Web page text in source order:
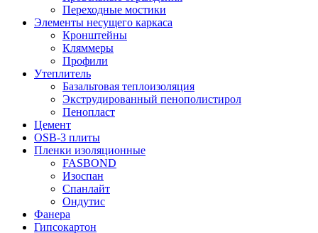
Переходные мостики
Элементы несущего каркаса
Кронштейны
Кляммеры
Профили
Утеплитель
Базальтовая теплоизоляция
Экструдированный пенополистирол
Пенопласт
Цемент
OSB-3 плиты
Пленки изоляционные
FASBOND
Изоспан
Спанлайт
Ондутис
Фанера
Гипсокартон